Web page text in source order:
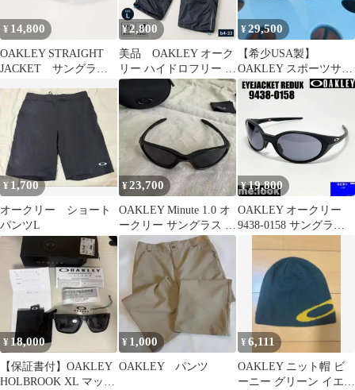
¥ 14,800
OAKLEY STRAIGHT
JACKET サングラス
¥2,800
美品 OAKLEY オーク
リー ハイドロフリー L
ブラック メッシュ 撥水
¥29,500
【希少USA製】
OAKLEY スポーツサン
グラス TWENTY XX ブ
ラック
¥ 1,700
オークリー ショート
パンツL
¥23,700
OAKLEY Minute 1.0 オ
ークリー サングラス 美
品
¥19,800
OAKLEY オークリー
9438-0158 サングラス
アイジャケット
009438-0158 アジアン
フィット 9438-01
¥ 18,000
【保証書付】OAKLEY
HOLBROOK XL マット
¥ 1,000
OAKLEY パンツ
¥6,111
OAKLEY ニット帽 ビ
ーニー グリーン イエロ